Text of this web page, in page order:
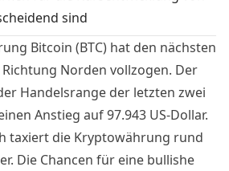
sind
Bitcoin (BTC) hat den nächsten
Norden vollzogen. Der
Handelsrange der letzten zwei
Anstieg auf 97.943 US-Dollar.
taxiert die Kryptowährung rund
Die Chancen für eine bullishe